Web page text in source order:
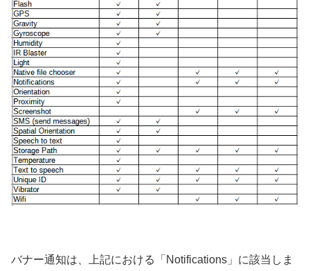
バナー通知は、上記における「Notifications」に該当しま